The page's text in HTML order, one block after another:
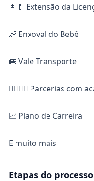
👩‍🍼 Extensão da
👶 Enxoval do Bebê
🚌 Vale Transporte
🏋️‍♀️🏋️‍♂️ Parcerias com
📈 Plano de Carreira
E muito mais
Etapas do processo